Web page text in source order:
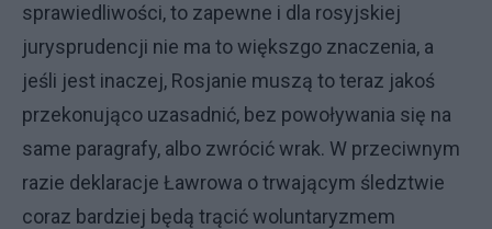
sprawiedliwości, to zapewne i dla rosyjskiej
jurysprudencji nie ma to większgo znaczenia, a
jeśli jest inaczej, Rosjanie muszą to teraz jakoś
przekonująco uzasadnić, bez powoływania się na
same paragrafy, albo zwrócić wrak. W przeciwnym
razie deklaracje Ławrowa o trwającym śledztwie
coraz bardziej będą trącić woluntaryzmem